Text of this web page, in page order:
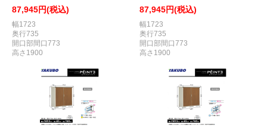
87,945円(税込)
幅1723
奥行735
開口部間口773
高さ1900
87,945円(税込)
幅1723
奥行735
開口部間口773
高さ1900